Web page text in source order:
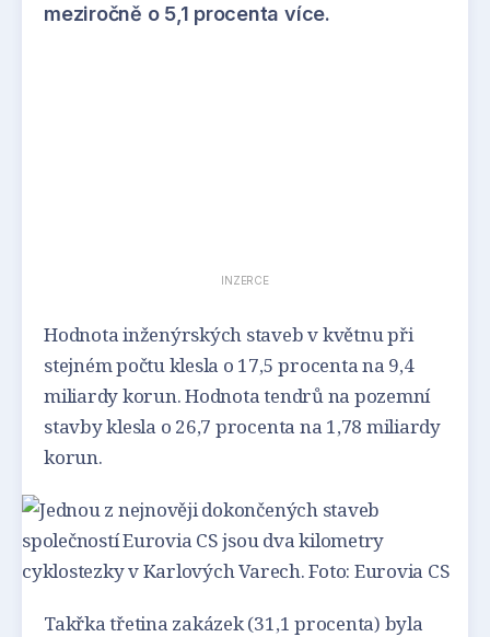
meziročně o 5,1 procenta více.
INZERCE
Hodnota inženýrských staveb v květnu při
stejném počtu klesla o 17,5 procenta na 9,4
miliardy korun. Hodnota tendrů na pozemní
stavby klesla o 26,7 procenta na 1,78 miliardy
korun.
Takřka třetina zakázek (31,1 procenta) byla